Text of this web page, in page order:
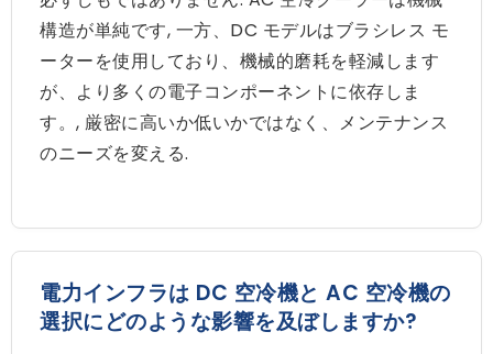
構造が単純です, 一方、DC モデルはブラシレス モ
ーターを使用しており、機械的磨耗を軽減します
が、より多くの電子コンポーネントに依存しま
す。, 厳密に高いか低いかではなく、メンテナンス
のニーズを変える.
電力インフラは DC 空冷機と AC 空冷機の
選択にどのような影響を及ぼしますか?